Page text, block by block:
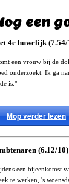
een
4e huwelijk (7.54/
een vrouw bij de
onderzoekt. Ik ga
is."
Mop verder lezen
(6.12/10)
een bijeenkomst
te werken, 's